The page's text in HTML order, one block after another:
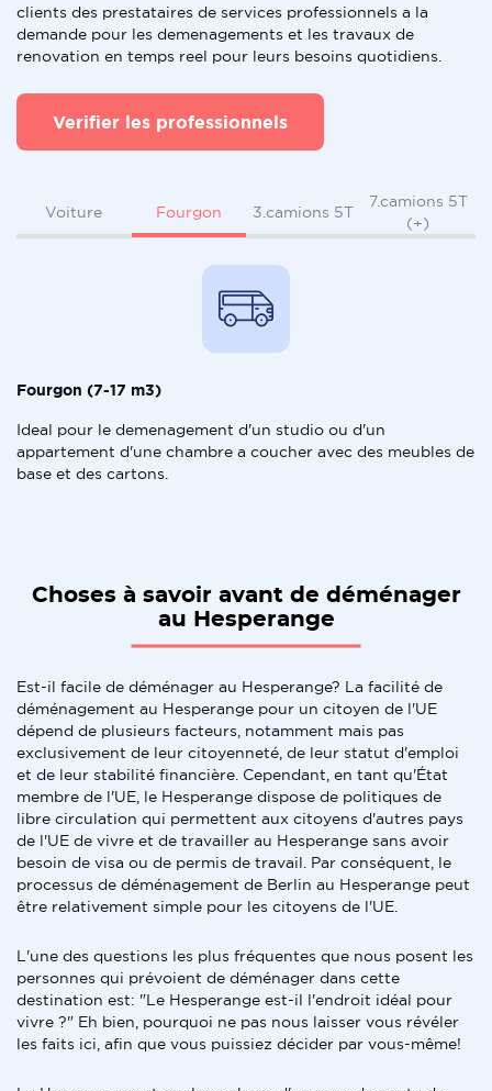
clients des prestataires de services professionnels a la
demande pour les demenagements et les travaux de
renovation en temps reel pour leurs besoins quotidiens.
Verifier les professionnels
Voiture Fourgon 3.camions 5T
7.camions 5T
(+)
Fourgon (7-17 m3)
Ideal pour le demenagement d'un studio ou d'un
appartement d'une chambre a coucher avec des meubles de
base et des cartons.
Choses à savoir avant de déménager
au Hesperange
Est-il facile de déménager au Hesperange? La facilité de
déménagement au Hesperange pour un citoyen de l'UE
dépend de plusieurs facteurs, notamment mais pas
exclusivement de leur citoyenneté, de leur statut d'emploi
et de leur stabilité financière. Cependant, en tant qu'État
membre de l'UE, le Hesperange dispose de politiques de
libre circulation qui permettent aux citoyens d'autres pays
de l'UE de vivre et de travailler au Hesperange sans avoir
besoin de visa ou de permis de travail. Par conséquent, le
processus de déménagement de Berlin au Hesperange peut
être relativement simple pour les citoyens de l'UE.
L'une des questions les plus fréquentes que nous posent les
personnes qui prévoient de déménager dans cette
destination est: "Le Hesperange est-il l'endroit idéal pour
vivre ?" Eh bien, pourquoi ne pas nous laisser vous révéler
les faits ici, afin que vous puissiez décider par vous-même!